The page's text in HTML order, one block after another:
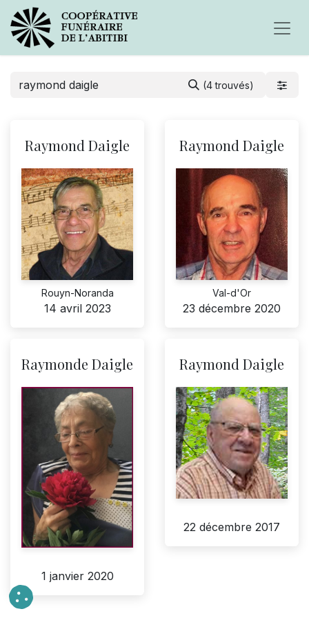
(4 trouvés)
Raymond Daigle
Rouyn-Noranda
14 avril 2023
Raymond Daigle
Val-d'Or
23 décembre 2020
Raymonde Daigle
1 janvier 2020
Raymond Daigle
22 décembre 2017